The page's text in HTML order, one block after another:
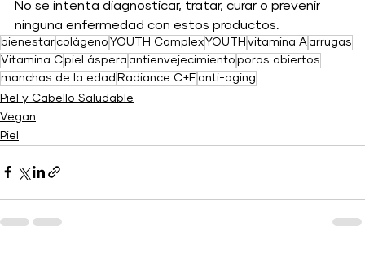
No se intenta diagnosticar, tratar, curar o prevenir
ninguna enfermedad con estos productos.
bienestar colágeno YOUTH ComplexYOUTH vitamina A arrugas
Vitamina Cpiel áspera antienvejecimiento poros abiertos
manchas de la edad Radiance C+E anti-aging
Piel y Cabello Saludable
Vegan
Piel